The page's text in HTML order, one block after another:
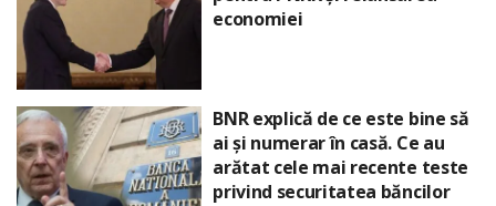
economiei
BNR explică de ce este bine să
ai și numerar în casă. Ce au
arătat cele mai recente teste
privind securitatea băncilor